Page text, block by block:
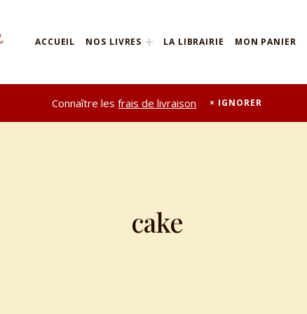
ACCUEIL NOS LIVRES LA LIBRAIRIE MON PANIER
Connaître lesfrais de livraison IGNORER
cake